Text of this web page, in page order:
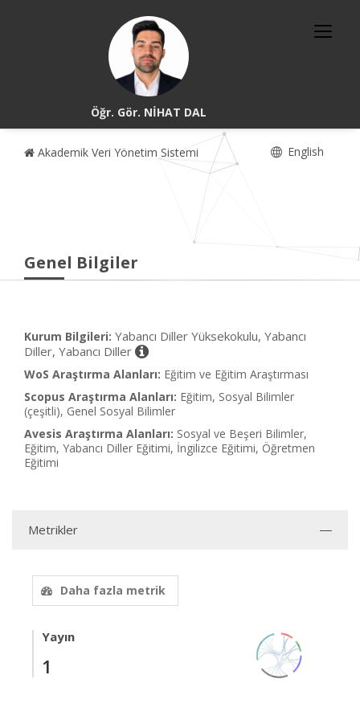
Öğr. Gör. NİHAT DAL
Akademik Veri Yönetim Sistemi English
Genel Bilgiler
Kurum Bilgileri: Yabancı Diller Yüksekokulu, Yabancı
Diller, Yabancı Diller
WoS Araştırma Alanları: Eğitim ve Eğitim Araştırması
Scopus Araştırma Alanları: Eğitim, Sosyal Bilimler
(çeşitli), Genel Sosyal Bilimler
Avesis Araştırma Alanları: Sosyal ve Beşeri Bilimler,
Eğitim, Yabancı Diller Eğitimi, İngilizce Eğitimi, Öğretmen
Eğitimi
Metrikler
Daha fazla metrik
Yayın
1